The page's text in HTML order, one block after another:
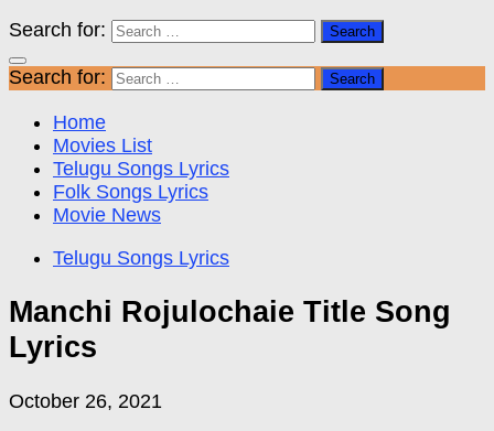
Search for:
Search for:
Home
Movies List
Telugu Songs Lyrics
Folk Songs Lyrics
Movie News
Telugu Songs Lyrics
Manchi Rojulochaie Title Song
Lyrics
October 26, 2021